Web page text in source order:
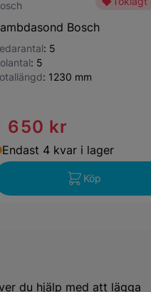
Bosch
: 5
: 5
: 1230 mm
650 kr
Endast 4 kvar i lager
Köp
du hjälp med att lägga